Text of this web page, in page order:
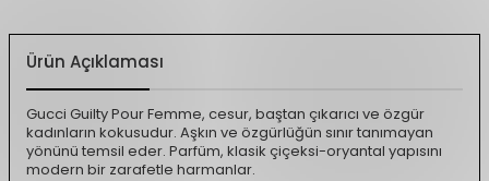
Ürün Açıklaması
Gucci Guilty Pour Femme, cesur, baştan çıkarıcı ve özgür
kadınların kokusudur. Aşkın ve özgürlüğün sınır tanımayan
yönünü temsil eder. Parfüm, klasik çiçeksi-oryantal yapısını
modern bir zarafetle harmanlar.